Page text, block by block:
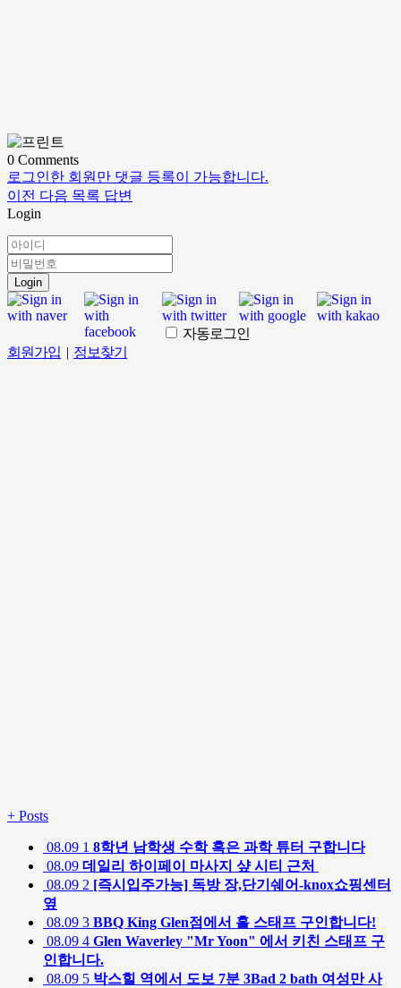
0 Comments
로그인한 회원만 댓글 등록이 가능합니다.
이전 다음 목록 답변
Login
Login
자동로그인
회원가입 | 정보찾기
+ Posts
08.09 1 8학년 남학생 수학 혹은 과학 튜터 구합니다
08.09 데일리 하이페이 마사지 샾 시티 근처
08.09 2 [즉시입주가능] 독방 장,단기쉐어-knox쇼핑센터
옆
08.09 3 BBQ King Glen점에서 홀 스태프 구인합니다!
08.09 4 Glen Waverley "Mr Yoon" 에서 키친 스태프 구
인합니다.
08.09 5 박스힐 역에서 도보 7분 3Bad 2 bath 여성만 사